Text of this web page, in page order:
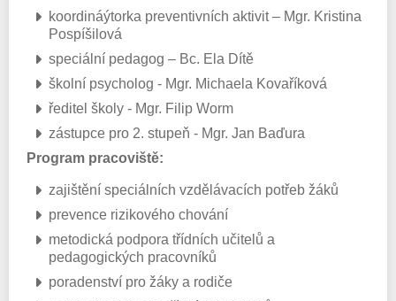
koordináýtorka preventivních aktivit – Mgr. Kristina
Pospíšilová
speciální pedagog – Bc. Ela Dítě
školní psycholog - Mgr. Michaela Kovaříková
ředitel školy - Mgr. Filip Worm
zástupce pro 2. stupeň - Mgr. Jan Baďura
Program pracoviště:
zajištění speciálních vzdělávacích potřeb žáků
prevence rizikového chování
metodická podpora třídních učitelů a
pedagogických pracovníků
poradenství pro žáky a rodiče